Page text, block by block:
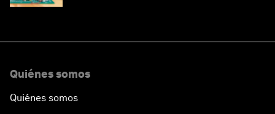
Quiénes somos
Quiénes somos